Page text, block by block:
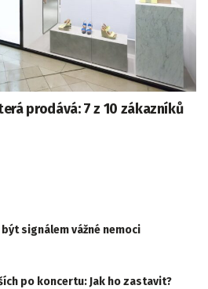
prodává: 7 z 10 zákazníků
signálem vážné nemoci
po koncertu: Jak ho zastavit?